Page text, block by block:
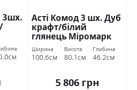
3шх.
Асті Комод 3 шх. Дуб
крафт/білий
глянець Міромарк
Ширина
100.6см
Висота
80.1см
Глибина
46.2см
5 806 грн